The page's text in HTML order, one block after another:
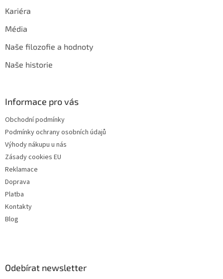
Kariéra
Média
Naše filozofie a hodnoty
Naše historie
Informace pro vás
Obchodní podmínky
Podmínky ochrany osobních údajů
Výhody nákupu u nás
Zásady cookies EU
Reklamace
Doprava
Platba
Kontakty
Blog
Odebírat newsletter